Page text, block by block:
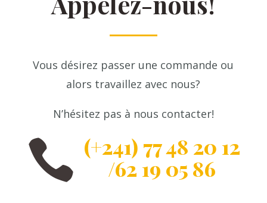
Vous désirez passer une commande ou
alors travaillez avec nous?
N’hésitez pas à nous contacter!
 (+241) 77 48 20 12
/62 19 05 86